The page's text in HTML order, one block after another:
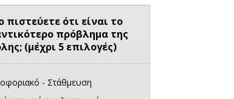
πιστεύετε ότι είναι το
πρόβλημα της
(μέχρι 5 επιλογές)
- Στάθμευση